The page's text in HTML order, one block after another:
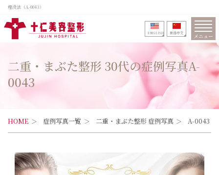
埋没法（A-0043）
ENGLISH 筒体中文 メニュー
二重・まぶた整形 30代の症例写真A-
0043
HOME 症例写真一覧 二重・まぶた整形 症例写真 A-0043